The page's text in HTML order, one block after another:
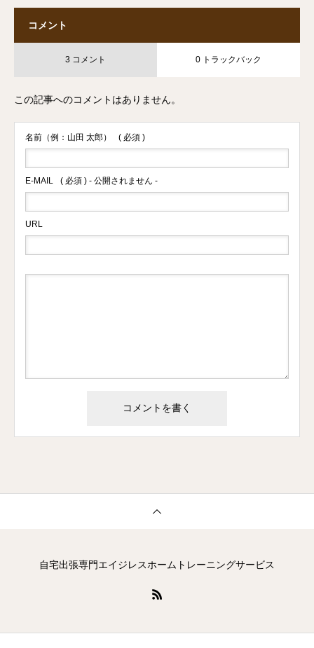
コメント
3 コメント 0 トラックバック
この記事へのコメントはありません。
名前（例：山田 太郎） ( 必須 )
E-MAIL ( 必須 ) - 公開されません -
URL
自宅出張専門エイジレスホームトレーニングサービス